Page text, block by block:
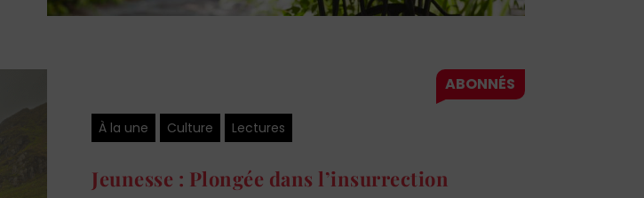
À la une Culture Lectures
Jeunesse : Plongée dans l’insurrection